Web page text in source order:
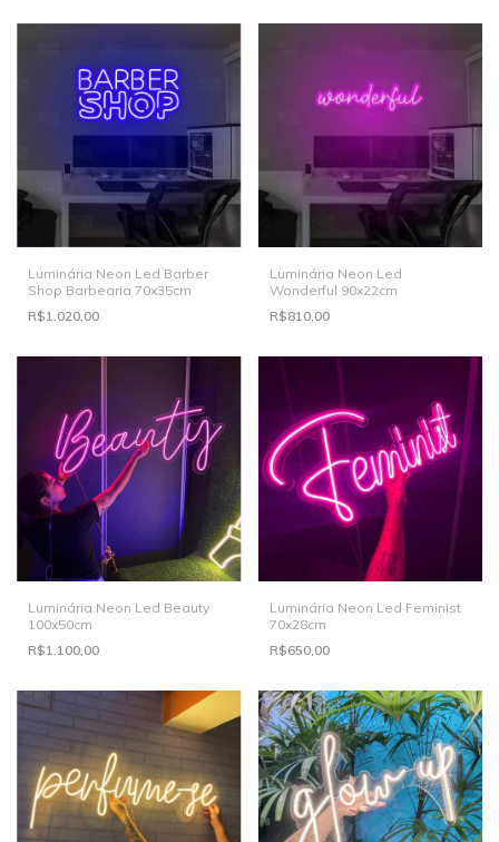
Luminária Neon Led Barber
Shop Barbearia 70x35cm
R$1.020,00
Luminária Neon Led
Wonderful 90x22cm
R$810,00
Luminária Neon Led Beauty
100x50cm
R$1.100,00
Luminária Neon Led Feminist
70x28cm
R$650,00